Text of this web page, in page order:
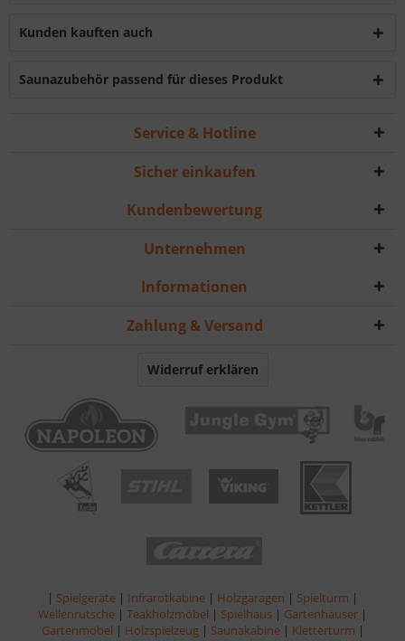
Kunden kauften auch
Saunazubehör passend für dieses Produkt
Service & Hotline
Sicher einkaufen
Kundenbewertung
Unternehmen
Informationen
Zahlung & Versand
Widerruf erklären
| Spielgeräte | Infrarotkabine | Holzgaragen | Spielturm |
Wellenrutsche | Teakholzmöbel | Spielhaus | Gartenhäuser |
Gartenmöbel | Holzspielzeug | Saunakabine | Kletterturm |